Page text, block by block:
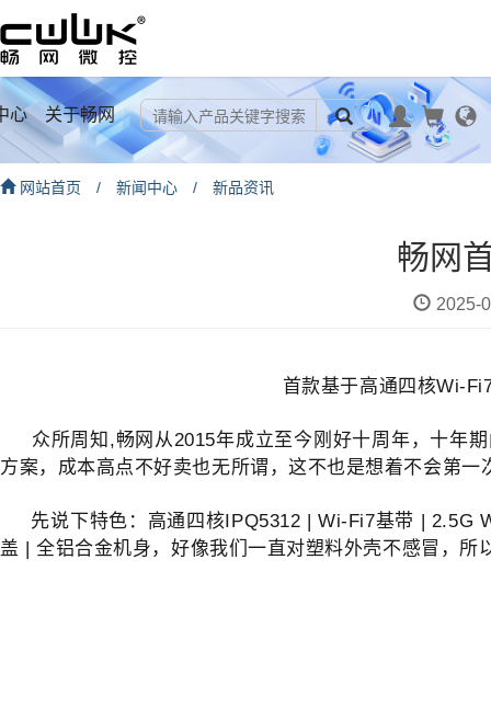
心 关于畅网
网站首页 / 新闻中心 / 新品资讯
畅网
2025-
首款基于高通四核Wi-
众所周知,畅网从2015年成立至今刚好十周年，十年期
方案，成本高点不好卖也无所谓，这不也是想着不会第
先说下特色：高通四核IPQ5312 | Wi-Fi7基带 | 2.5G
盖 | 全铝合金机身，好像我们一直对塑料外壳不感冒，